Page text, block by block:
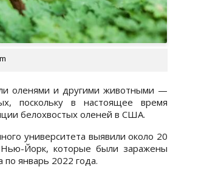
оленями и другими животными —
поскольку в настоящее время
белохвостых оленей в США.
университета выявили около 20
Йорк, которые были заражены
январь 2022 года.